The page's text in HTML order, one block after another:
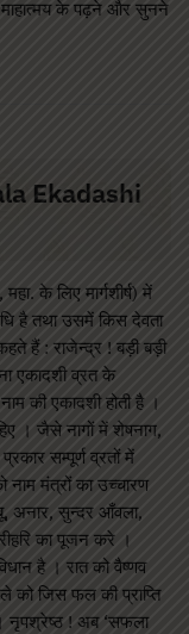
के पढ़ने और सुनने
Ekadashi
के लिए मार्गशीर्ष) में
है तथा उसमें किस देवता
हैं : राजेन्द्र ! बड़ी बड़ी
एकादशी व्रत के
की एकादशी होती है ।
। जैसे नागों में शेषनाग,
सम्पूर्ण व्रतों में
नाम मंत्रों का उच्चारण
अनार, सुन्दर आँवला,
का पूजन करे ।
है । रात को वैष्णव
को जिस फल की प्राप्ति
। नृपश्रेष्ठ ! अब ‘सफला